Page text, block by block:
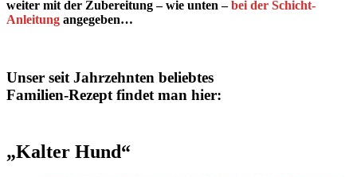
weiter mit der Zubereitung – wie unten –bei der Schicht-
Anleitung angegeben…
Unser seit Jahrzehnten beliebtes
Familien-Rezept findet man hier:
„Kalter Hund“